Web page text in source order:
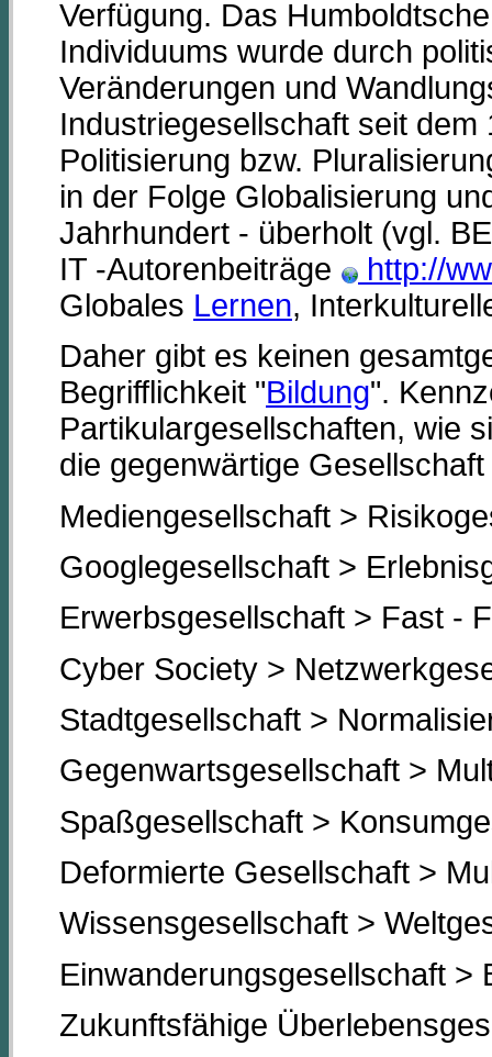
Verfügung. Das
Individuums wurde durch
Veränderungen und
Industriegesellschaft seit
Politisierung bzw.
in der Folge Globalisierung
Jahrhundert - überholt (vgl.
IT -Autorenbeiträge
http://
Globales Lernen,
Daher gibt es keinen
Begrifflichkeit "Bildung".
Partikulargesellschaften, wie
die gegenwärtige
Mediengesellschaft >
Googlegesellschaft >
Erwerbsgesellschaft > Fast -
Cyber Society >
Stadtgesellschaft >
Gegenwartsgesellschaft >
Spaßgesellschaft >
Deformierte Gesellschaft >
Wissensgesellschaft >
Einwanderungsgesellschaft >
Zukunftsfähige